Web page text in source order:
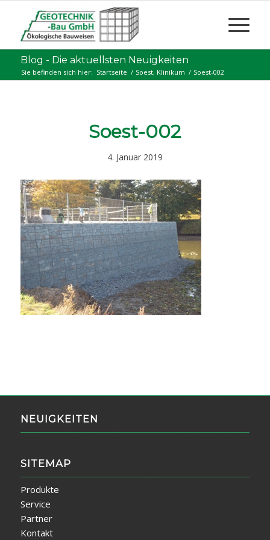
Blog - Die aktuellsten Neuigkeiten
Sie befinden sich hier: Startseite / Soest, Klinikum / Soest-002
Soest-002
4. Januar 2019
NEUIGKEITEN
SITEMAP
Produkte
Service
Partner
Kontakt